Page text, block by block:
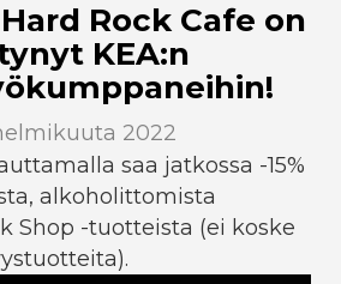
Rock Cafe on
KEA:n
2022
saa jatkossa -15%
alkoholittomista
Shop -tuotteista (ei koske